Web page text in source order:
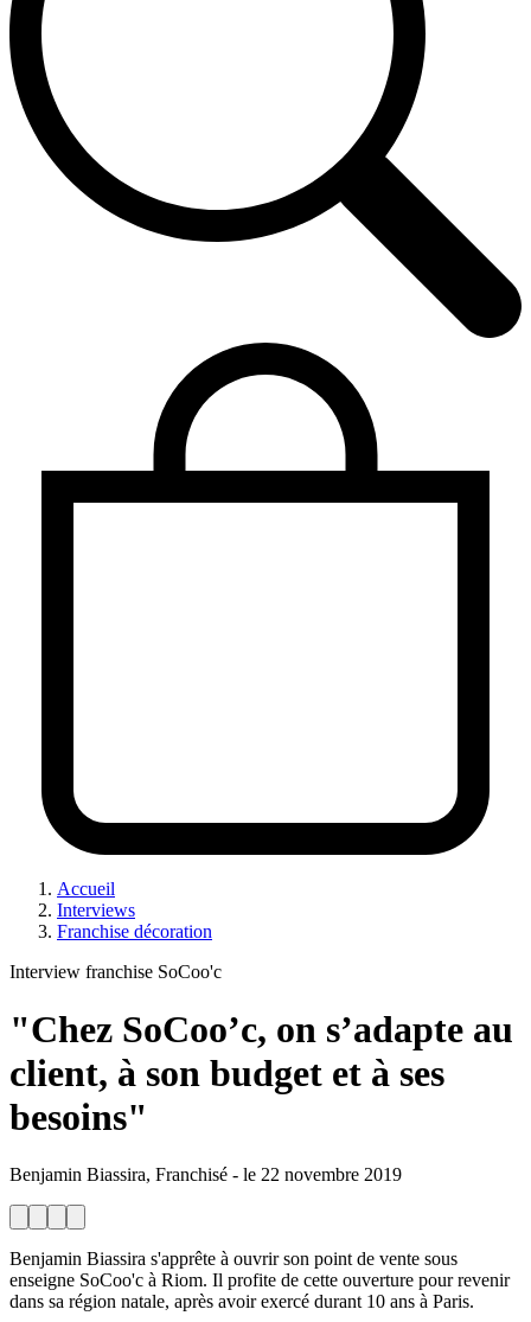
Accueil
Interviews
Franchise décoration
Interview franchise SoCoo'c
"Chez SoCoo’c, on s’adapte au
client, à son budget et à ses
besoins"
Benjamin Biassira, Franchisé - le 22 novembre 2019
Benjamin Biassira s'apprête à ouvrir son point de vente sous
enseigne SoCoo'c à Riom. Il profite de cette ouverture pour revenir
dans sa région natale, après avoir exercé durant 10 ans à Paris.